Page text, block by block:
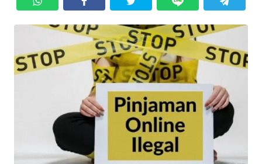
EKUIN
SAINS-TEKNO
INTERNASIONAL
SERBA-SERBI